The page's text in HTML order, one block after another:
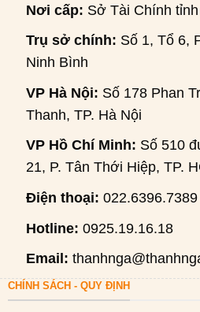
Nơi cấp: Sở Tài Chính
Trụ sở chính: Số 1, Tổ 6,
Ninh Bình
VP Hà Nội: Số 178 Phan
Thanh, TP. Hà Nội
VP Hồ Chí Minh: Số 510
21, P. Tân Thới Hiệp, TP.
Điện thoại: 022.6396.7389
Hotline: 0925.19.16.18
Email:
CHÍNH SÁCH - QUY ĐỊNH